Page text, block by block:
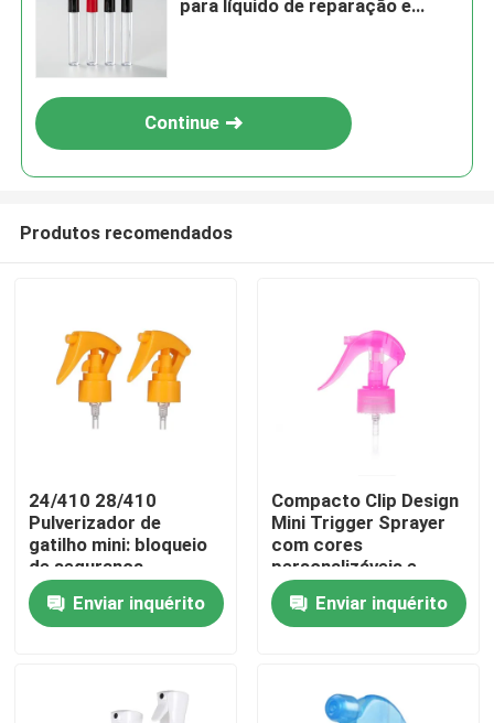
Casa
para líquido de reparação e
Continue
Produtos recomendados
24/410 28/410
Pulverizador de
gatilho mini: bloqueio
de segurança
integrado, dosagem
de precisão de 0,25 ml
para cuidados
Enviar inquérito
Compacto Clip Design
Mini Trigger Sprayer
com cores
personalizáveis e
recurso anti-
derramamento para
aplicação precisa
Enviar inquérito